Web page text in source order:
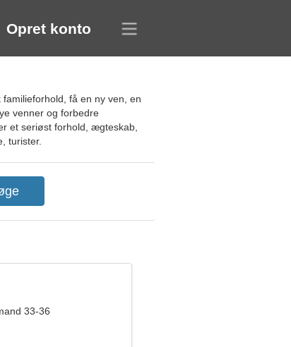
Opret konto
få en ny ven, en
venner og forbedre
et seriøst forhold, ægteskab,
turister.
33-36